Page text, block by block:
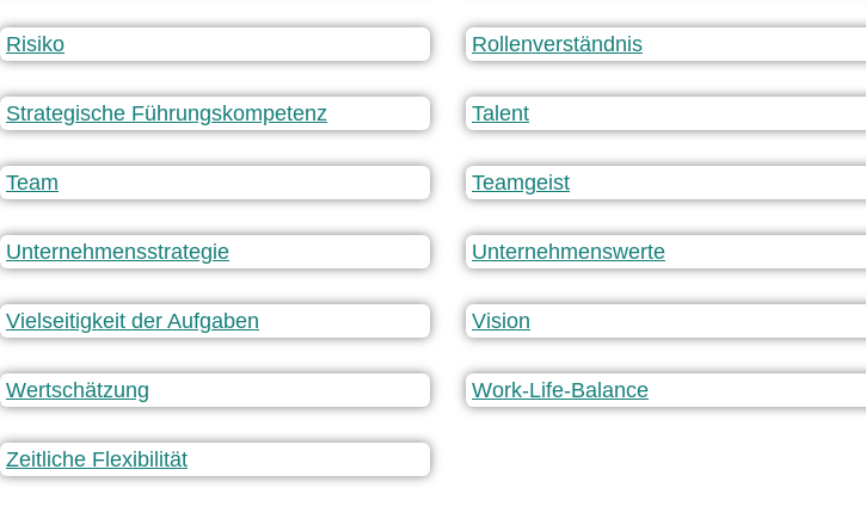
Risiko Rollenverständnis
Strategische Führungskompetenz Talent
Team Teamgeist
Unternehmensstrategie Unternehmenswerte
Vielseitigkeit der Aufgaben Vision
Wertschätzung Work-Life-Balance
Zeitliche Flexibilität